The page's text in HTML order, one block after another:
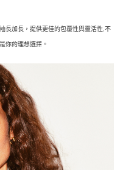
長加長，提供更佳的包覆性與靈活性,不
你的理想選擇。